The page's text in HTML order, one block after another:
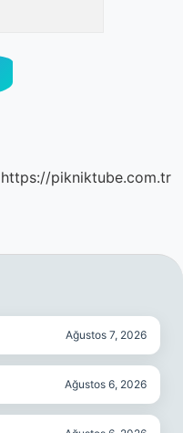
https://pikniktube.com.tr
Ağustos 7, 2026
Ağustos 6, 2026